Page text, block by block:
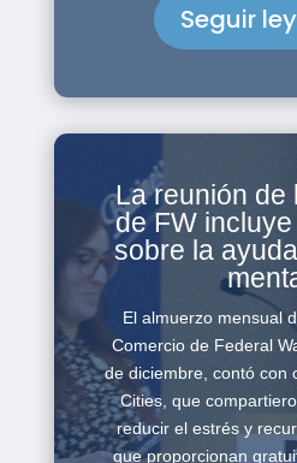
Seguir
La reunión de
de FW
sobre la
El almuerzo mensual
Comercio de Federal
de diciembre, contó con
Cities, que
reducir el estrés y
que proporcionan